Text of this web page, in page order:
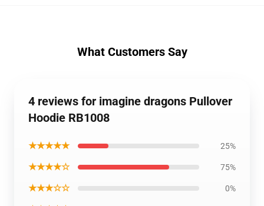
What Customers Say
4 reviews for imagine dragons Pullover
Hoodie RB1008
★★★★★ 25%
★★★★☆ 75%
★★★☆☆ 0%